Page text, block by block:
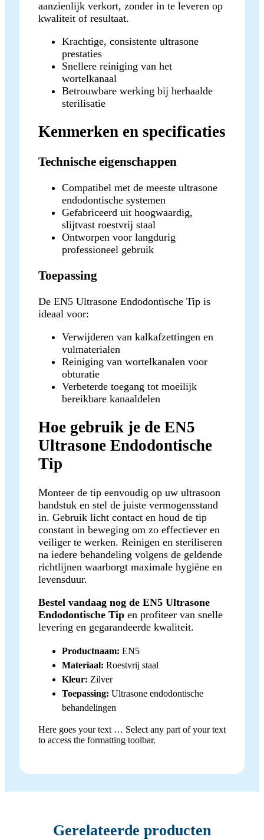
aanzienlijk verkort, zonder in te leveren op
kwaliteit of resultaat.
Krachtige, consistente ultrasone
prestaties
Snellere reiniging van het
wortelkanaal
Betrouwbare werking bij herhaalde
sterilisatie
Kenmerken en specificaties
Technische eigenschappen
Compatibel met de meeste ultrasone
endodontische systemen
Gefabriceerd uit hoogwaardig,
slijtvast roestvrij staal
Ontworpen voor langdurig
professioneel gebruik
Toepassing
De EN5 Ultrasone Endodontische Tip is
ideaal voor:
Verwijderen van kalkafzettingen en
vulmaterialen
Reiniging van wortelkanalen voor
obturatie
Verbeterde toegang tot moeilijk
bereikbare kanaaldelen
Hoe gebruik je de EN5
Ultrasone Endodontische
Tip
Monteer de tip eenvoudig op uw ultrasoon
handstuk en stel de juiste vermogensstand
in. Gebruik licht contact en houd de tip
constant in beweging om zo effectiever en
veiliger te werken. Reinigen en steriliseren
na iedere behandeling volgens de geldende
richtlijnen waarborgt maximale hygiëne en
levensduur.
Bestel vandaag nog de EN5 Ultrasone
Endodontische Tip en profiteer van snelle
levering en gegarandeerde kwaliteit.
Productnaam: EN5
Materiaal: Roestvrij staal
Kleur: Zilver
Toepassing: Ultrasone endodontische
behandelingen
Here goes your text … Select any part of your text
to access the formatting toolbar.
Gerelateerde producten